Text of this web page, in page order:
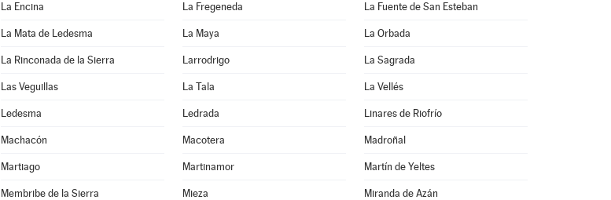
La Encina La Fregeneda La Fuente de San Esteban
La Mata de Ledesma La Maya La Orbada
La Rinconada de la Sierra Larrodrigo La Sagrada
Las Veguillas La Tala La Vellés
Ledesma Ledrada Linares de Riofrío
Machacón Macotera Madroñal
Martiago Martinamor Martín de Yeltes
Membribe de la Sierra Mieza Miranda de Azán